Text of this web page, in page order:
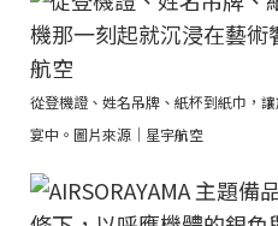
從登機證、姓名吊牌、紙杯到紙巾，
宴中。圖片來源｜星宇航空